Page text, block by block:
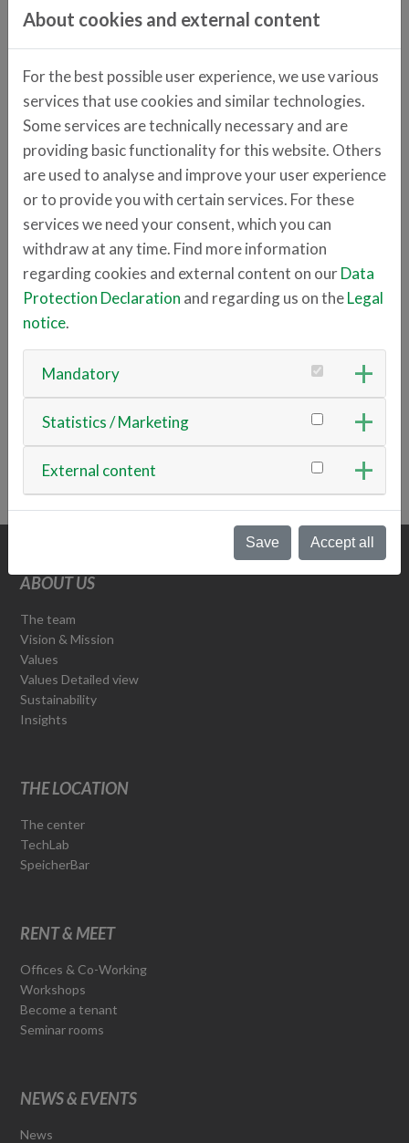
TechBase-Teams. Darunter bearbeiten die
Fachbereichen, unter anderem aus dem
Kundenservice und dem E-Commerce.
witt-gruppe.eu
Anschrift
Schillerstraße 4-12
Ansprechpartner
+49 961 400 2168
ZURÜCK ZUR ÜBERSICHT
ABOUT US
The team
Vision & Mission
Values
Values Detailed view
Sustainability
Insights
THE LOCATION
The center
TechLab
SpeicherBar
RENT & MEET
Offices & Co-Working
Workshops
Become a tenant
Seminar rooms
NEWS & EVENTS
News
About cookies and external content
For the best possible user experience, we use various
services that use cookies and similar technologies.
Some services are technically necessary and are
providing basic functionality for this website. Others
are used to analyse and improve your user experience
or to provide you with certain services. For these
services we need your consent, which you can
withdraw at any time. Find more information
regarding cookies and external content on ourData
Protection Declaration and regarding us on theLegal
notice.
Mandatory
Statistics / Marketing
External content
Save Accept all